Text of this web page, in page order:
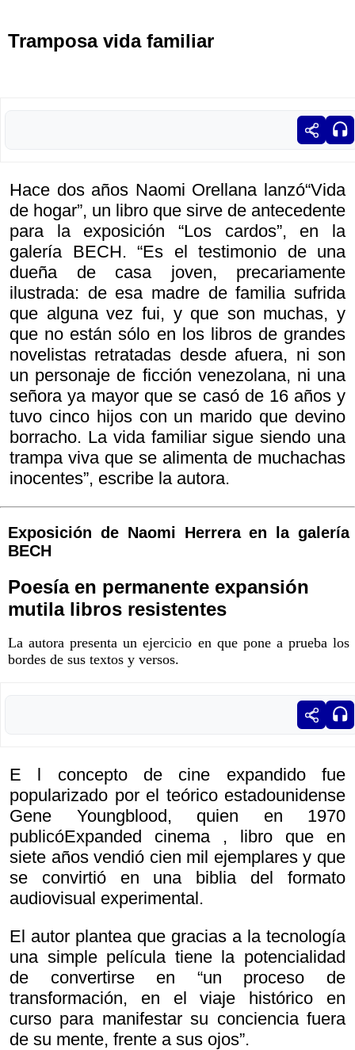
Tramposa vida familiar
Hace dos años Naomi Orellana lanzó“Vida
de hogar”, un libro que sirve de antecedente
para la exposición “Los cardos”, en la
galería BECH. “Es el testimonio de una
dueña de casa joven, precariamente
ilustrada: de esa madre de familia sufrida
que alguna vez fui, y que son muchas, y
que no están sólo en los libros de grandes
novelistas retratadas desde afuera, ni son
un personaje de ficción venezolana, ni una
señora ya mayor que se casó de 16 años y
tuvo cinco hijos con un marido que devino
borracho. La vida familiar sigue siendo una
trampa viva que se alimenta de muchachas
inocentes”, escribe la autora.
Exposición de Naomi Herrera en la galería
BECH
Poesía en permanente expansión
mutila libros resistentes
La autora presenta un ejercicio en que pone a prueba los
bordes de sus textos y versos.
E l concepto de cine expandido fue
popularizado por el teórico estadounidense
Gene Youngblood, quien en 1970
publicóExpanded cinema , libro que en
siete años vendió cien mil ejemplares y que
se convirtió en una biblia del formato
audiovisual experimental.
El autor plantea que gracias a la tecnología
una simple película tiene la potencialidad
de convertirse en “un proceso de
transformación, en el viaje histórico en
curso para manifestar su conciencia fuera
de su mente, frente a sus ojos”.